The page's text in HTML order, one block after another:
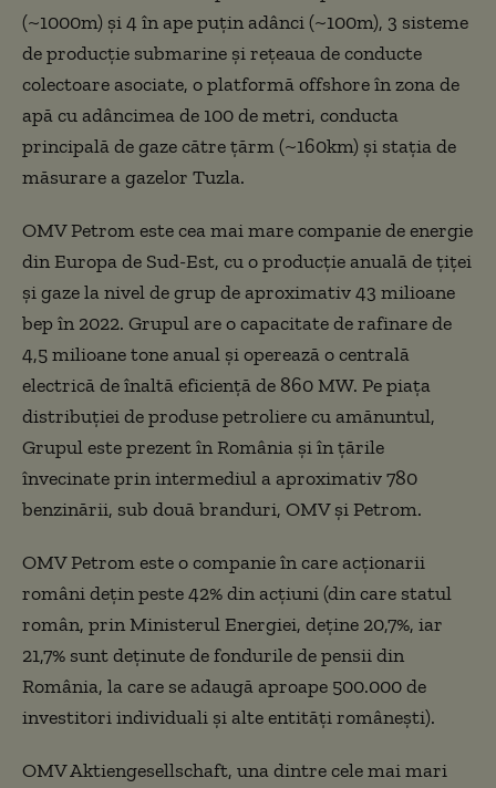
(~1000m) şi 4 în ape puţin adânci (~100m), 3 sisteme
de producţie submarine şi reţeaua de conducte
colectoare asociate, o platformă offshore în zona de
apă cu adâncimea de 100 de metri, conducta
principală de gaze către ţărm (~160km) şi staţia de
măsurare a gazelor Tuzla.
OMV Petrom este cea mai mare companie de energie
din Europa de Sud-Est, cu o producţie anuală de ţiţei
şi gaze la nivel de grup de aproximativ 43 milioane
bep în 2022. Grupul are o capacitate de rafinare de
4,5 milioane tone anual şi operează o centrală
electrică de înaltă eficienţă de 860 MW. Pe piaţa
distribuţiei de produse petroliere cu amănuntul,
Grupul este prezent în România şi în ţările
învecinate prin intermediul a aproximativ 780
benzinării, sub două branduri, OMV şi Petrom.
OMV Petrom este o companie în care acţionarii
români deţin peste 42% din acţiuni (din care statul
român, prin Ministerul Energiei, deţine 20,7%, iar
21,7% sunt deţinute de fondurile de pensii din
România, la care se adaugă aproape 500.000 de
investitori individuali şi alte entităţi româneşti).
OMV Aktiengesellschaft, una dintre cele mai mari